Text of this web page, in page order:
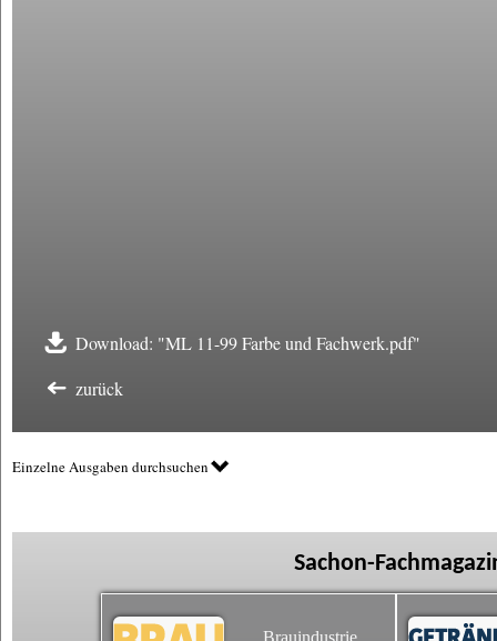
Download: "ML 11-99 Farbe und Fachwerk.pdf"
zurück
Einzelne Ausgaben durchsuchen
Sachon-
Brauindustrie